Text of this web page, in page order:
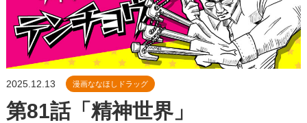
2025.12.13 漫画ななほしドラッグ
第81話「精神世界」